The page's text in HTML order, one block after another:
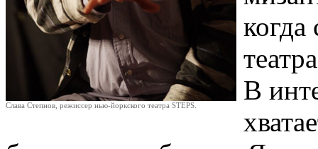
Слава Степнов, режиссер нью-йоркского театра STEPS.
В